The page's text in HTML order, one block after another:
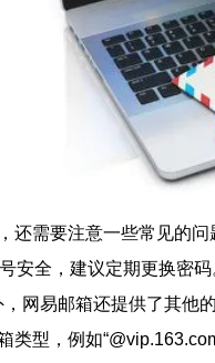
还需要注意一些常见的问
安全，建议定期更换密码
，网易邮箱还提供了其他
类型，例如